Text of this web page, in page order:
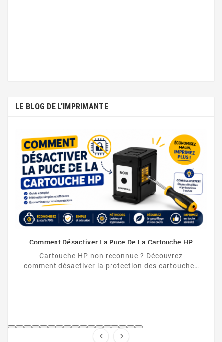
LE BLOG DE L'IMPRIMANTE
Comment Désactiver La Puce De La Cartouche HP
Cartouche HP non reconnue ? Découvrez
comment désactiver la protection des cartouches
 